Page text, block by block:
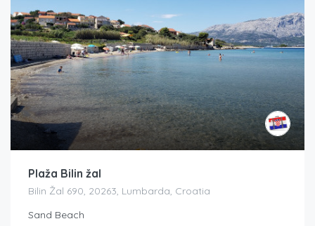
Plaža Bilin žal
Bilin Žal 690, 20263, Lumbarda, Croatia
Sand Beach